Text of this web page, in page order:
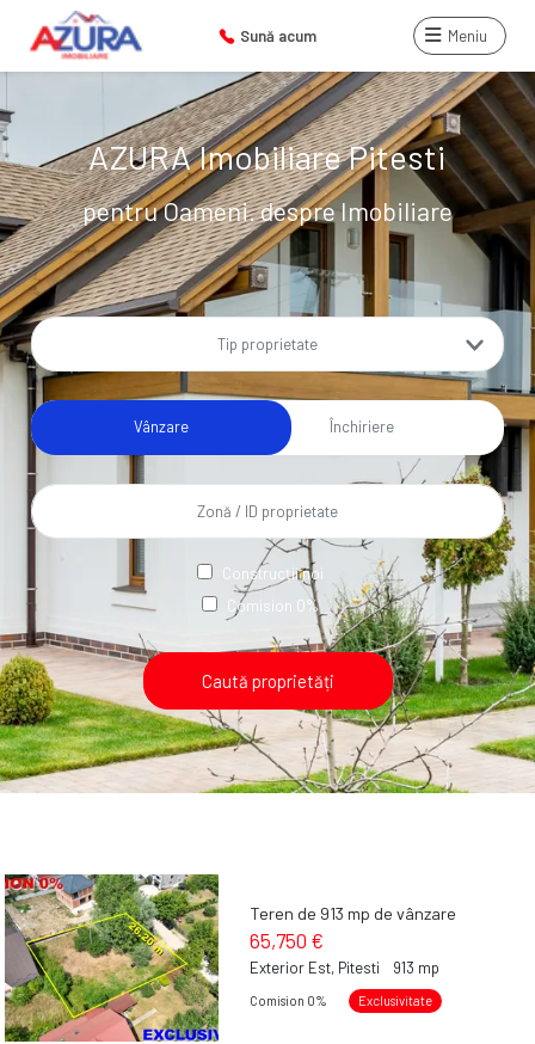
Sună acum Meniu
AZURA Imobiliare Pitesti
pentru Oameni. despre Imobiliare
Tip proprietate
Vânzare Închiriere
Construcții noi
Comision 0%
Teren de 913 mp de vânzare
65,750 €
Exterior Est, Pitesti 913 mp
Comision 0% Exclusivitate